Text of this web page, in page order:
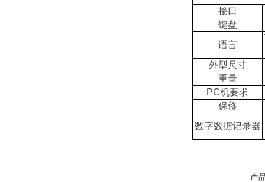
接口
键盘
语言
外型尺寸
重量
PC机要求
保修
数字数据记录器
产